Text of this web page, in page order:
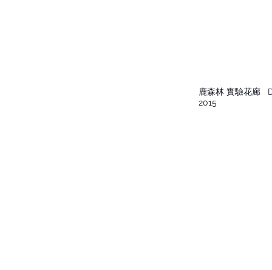
鹿森林 實驗花廊
2015